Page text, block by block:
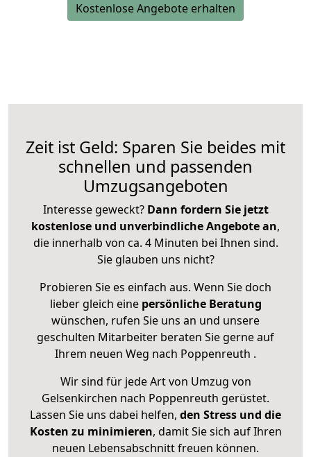
Kostenlose Angebote erhalten
Zeit ist Geld: Sparen Sie beides mit
schnellen und passenden
Umzugsangeboten
Interesse geweckt? Dann fordern Sie jetzt
kostenlose und unverbindliche Angebote an,
die innerhalb von ca. 4 Minuten bei Ihnen sind.
Sie glauben uns nicht?
Probieren Sie es einfach aus. Wenn Sie doch
lieber gleich eine persönliche Beratung
wünschen, rufen Sie uns an und unsere
geschulten Mitarbeiter beraten Sie gerne auf
Ihrem neuen Weg nach Poppenreuth .
Wir sind für jede Art von Umzug von
Gelsenkirchen nach Poppenreuth gerüstet.
Lassen Sie uns dabei helfen, den Stress und die
Kosten zu minimieren, damit Sie sich auf Ihren
neuen Lebensabschnitt freuen können.